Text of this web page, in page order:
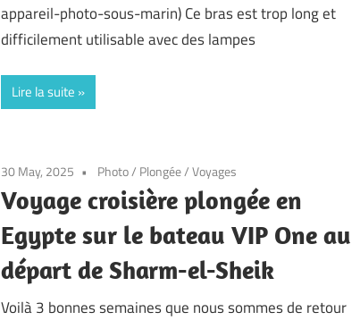
appareil-photo-sous-marin) Ce bras est trop long et
difficilement utilisable avec des lampes
Lire la suite
30 May, 2025 Photo/ Plongée/Voyages
Voyage croisière plongée en
Egypte sur le bateau VIP One au
départ de Sharm-el-Sheik
Voilà 3 bonnes semaines que nous sommes de retour